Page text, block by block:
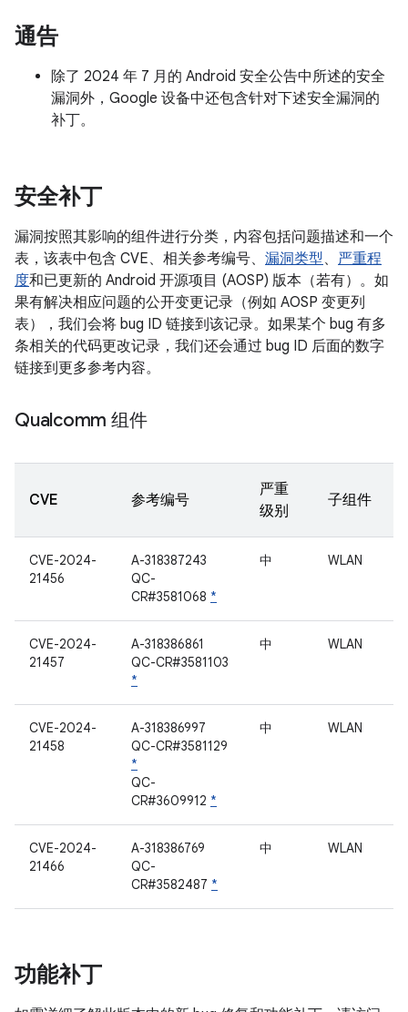
通告
除了 2024 年 7 月的 Android 安全公告中所述的安全
漏洞外，Google 设备中还包含针对下述安全漏洞的
补丁。
安全补丁
漏洞按照其影响的组件进行分类，内容包括问题描述和一个
表，该表中包含 CVE、相关参考编号、 漏洞类型、 严重程
度和已更新的 Android 开源项目 (AOSP) 版本（若有）。如
果有解决相应问题的公开变更记录（例如 AOSP 变更列
表），我们会将 bug ID 链接到该记录。如果某个 bug 有多
条相关的代码更改记录，我们还会通过 bug ID 后面的数字
链接到更多参考内容。
Qualcomm 组件
CVE 参考编号
严重
级别
子组件
CVE-2024-
21456
A-318387243
QC-
CR#3581068 *
中 WLAN
CVE-2024-
21457
A-318386861
QC-CR#3581103
*
中 WLAN
CVE-2024-
21458
A-318386997
QC-CR#3581129
*
QC-
CR#3609912 *
中 WLAN
CVE-2024-
21466
A-318386769
QC-
CR#3582487 *
中 WLAN
功能补丁